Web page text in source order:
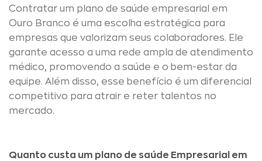
Contratar um plano de saúde empresarial em
Ouro Branco é uma escolha estratégica para
empresas que valorizam seus colaboradores. Ele
garante acesso a uma rede ampla de atendimento
médico, promovendo a saúde e o bem-estar da
equipe. Além disso, esse benefício é um diferencial
competitivo para atrair e reter talentos no
mercado.
Quanto custa um plano de saúde Empresarial em